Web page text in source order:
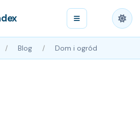
Blog Dom i ogród